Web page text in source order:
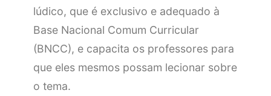
lúdico, que é exclusivo e adequado à
Base Nacional Comum Curricular
(BNCC), e capacita os professores para
que eles mesmos possam lecionar sobre
o tema.